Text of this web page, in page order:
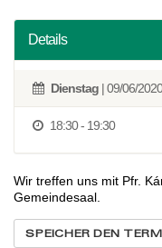
Details
Dienstag | 09/06/2020
18:30 - 19:30
Wir treffen uns mit Pfr.
Gemeindesaal.
SPEICHER DEN